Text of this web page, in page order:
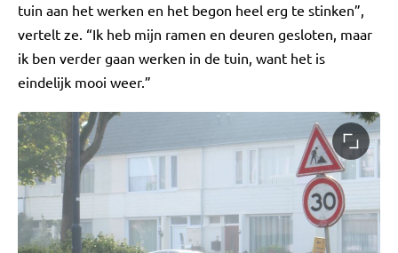
tuin aan het werken en het begon heel erg te stinken”,
vertelt ze. “Ik heb mijn ramen en deuren gesloten, maar
ik ben verder gaan werken in de tuin, want het is
eindelijk mooi weer.”